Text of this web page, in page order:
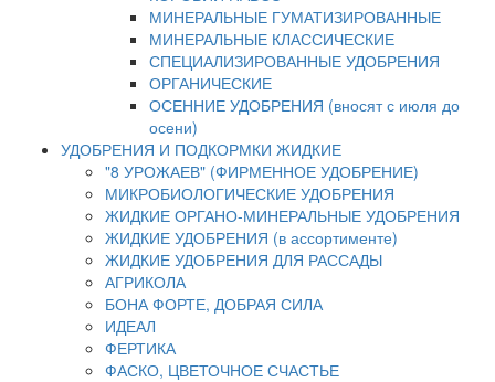
МИНЕРАЛЬНЫЕ ГУМАТИЗИРОВАННЫЕ
МИНЕРАЛЬНЫЕ КЛАССИЧЕСКИЕ
СПЕЦИАЛИЗИРОВАННЫЕ УДОБРЕНИЯ
ОРГАНИЧЕСКИЕ
ОСЕННИЕ УДОБРЕНИЯ (вносят с июля до
осени)
УДОБРЕНИЯ И ПОДКОРМКИ ЖИДКИЕ
"8 УРОЖАЕВ" (ФИРМЕННОЕ УДОБРЕНИЕ)
МИКРОБИОЛОГИЧЕСКИЕ УДОБРЕНИЯ
ЖИДКИЕ ОРГАНО-МИНЕРАЛЬНЫЕ УДОБРЕНИЯ
ЖИДКИЕ УДОБРЕНИЯ (в ассортименте)
ЖИДКИЕ УДОБРЕНИЯ ДЛЯ РАССАДЫ
АГРИКОЛА
БОНА ФОРТЕ, ДОБРАЯ СИЛА
ИДЕАЛ
ФЕРТИКА
ФАСКО, ЦВЕТОЧНОЕ СЧАСТЬЕ